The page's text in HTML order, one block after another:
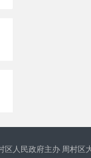
区人民政府主办 周村区